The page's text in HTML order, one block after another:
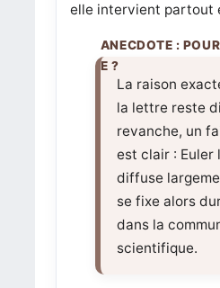
elle intervient partout
La raison
la lettre reste
revanche, un
est clair : Euler
diffuse
se fixe alors
dans la
scientifique.